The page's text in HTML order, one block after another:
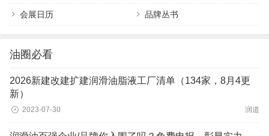
会展日历 品牌丛书
油圈必看
2026新建改建扩建润滑油脂液工厂清单（134家，8月4更
新）
2023-07-30 润道